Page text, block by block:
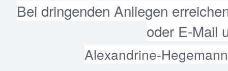
Bei dringenden Anliegen
oder E-Mail
Alexandrine-